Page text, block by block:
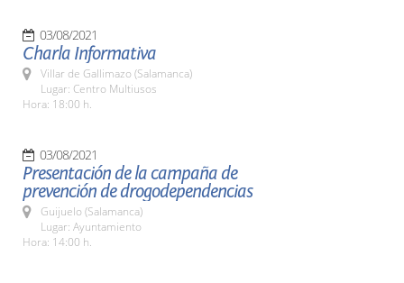
03/08/2021
Charla Informativa
Villar de Gallimazo (Salamanca)
Lugar: Centro Multiusos
Hora: 18:00 h.
03/08/2021
Presentación de la campaña de
prevención de drogodependencias
Guijuelo (Salamanca)
Lugar: Ayuntamiento
Hora: 14:00 h.